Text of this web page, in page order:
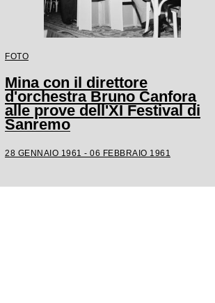
FOTO
Mina con il direttore
d'orchestra Bruno Canfora
alle prove dell'XI Festival di
Sanremo
28 GENNAIO 1961 - 06 FEBBRAIO 1961